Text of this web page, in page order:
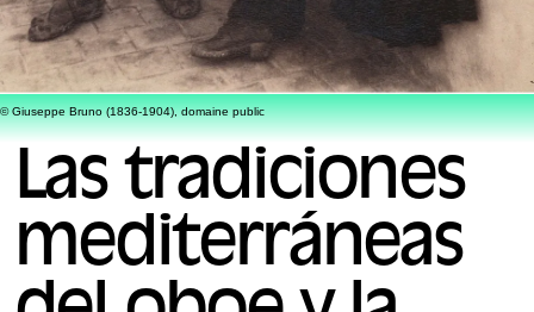
© Giuseppe Bruno (1836-1904), domaine public
Las tradiciones
mediterráneas